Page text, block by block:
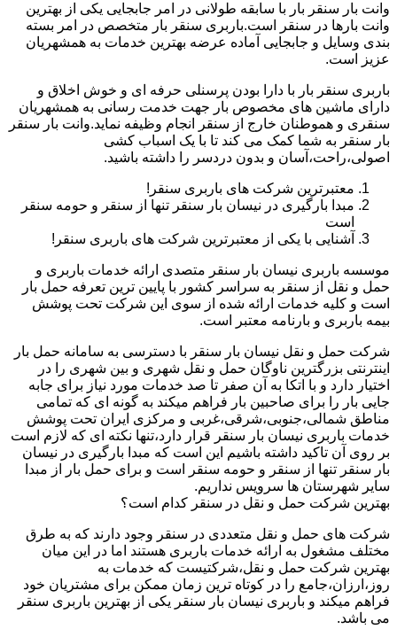
وانت بار سنقر بار با سابقه طولانی در امر جابجایی یکی از بهترین
وانت بارها در سنقر است.باربری سنقر بار متخصص در امر بسته
بندی وسایل و جابجایی آماده عرضه بهترین خدمات به همشهریان
عزیز است.
باربری سنقر بار با دارا بودن پرسنلی حرفه ای و خوش اخلاق و
دارای ماشین های مخصوص بار جهت خدمت رسانی به همشهریان
سنقری و هموطنان خارج از سنقر انجام وظیفه نماید.وانت بار سنقر
بار سنقر به شما کمک می کند تا با یک اسباب کشی
اصولی،راحت،آسان و بدون دردسر را داشته باشید.
معتبرترین شرکت های باربری سنقر!
مبدا بارگیری در نیسان بار سنقر تنها از سنقر و حومه سنقر
است
آشنایی با یکی از معتبرترین شرکت های باربری سنقر!
موسسه باربری نیسان بار سنقر متصدی ارائه خدمات باربری و
حمل و نقل از سنقر به سراسر کشور با پایین ترین تعرفه حمل بار
است و کلیه خدمات ارائه شده از سوی این شرکت تحت پوشش
بیمه باربری و بارنامه معتبر است.
شرکت حمل و نقل نیسان بار سنقر با دسترسی به سامانه حمل بار
اینترنتی بزرگترین ناوگان حمل و نقل شهری و بین شهری را در
اختیار دارد و با اتکا به آن صفر تا صد خدمات مورد نیاز برای جابه
جایی بار را برای صاحبین بار فراهم میکند به گونه ای که تمامی
مناطق شمالی،جنوبی،شرقی،غربی و مرکزی ایران تحت پوشش
خدمات باربری نیسان بار سنقر قرار دارد،تنها نکته ای که لازم است
بر روی آن تاکید داشته باشیم این است که مبدا بارگیری در نیسان
بار سنقر تنها از سنقر و حومه سنقر است و برای حمل بار از مبدا
سایر شهرستان ها سرویس نداریم.
بهترین شرکت حمل و نقل در سنقر کدام است؟
شرکت های حمل و نقل متعددی در سنقر وجود دارند که به طرق
مختلف مشغول به ارائه خدمات باربری هستند اما در این میان
بهترین شرکت حمل و نقل،شرکتیست که خدمات به
روز،ارزان،جامع را در کوتاه ترین زمان ممکن برای مشتریان خود
فراهم میکند و باربری نیسان بار سنقر یکی از بهترین باربری سنقر
می باشد.